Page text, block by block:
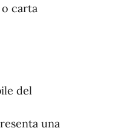
carta
del
una